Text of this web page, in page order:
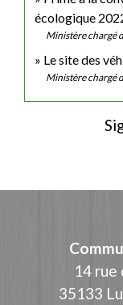
écologique
Ministère chargé
Le site des
Ministère chargé
14 rue
35133